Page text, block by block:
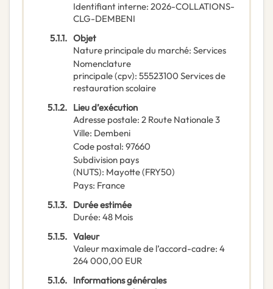
Identifiant interne: 2026-COLLATIONS-
CLG-DEMBENI
5.1.1. Objet
Nature principale du marché: Services
Nomenclature
principale(cpv): 55523100 Services de
restauration scolaire
5.1.2. Lieu d’exécution
Adresse postale: 2 Route Nationale 3
Ville: Dembeni
Code postal: 97660
Subdivision pays
(NUTS): Mayotte(FRY50)
Pays: France
5.1.3. Durée estimée
Durée: 48 Mois
5.1.5. Valeur
Valeur maximale de l’accord-cadre: 4
264 000,00 EUR
5.1.6. Informations générales